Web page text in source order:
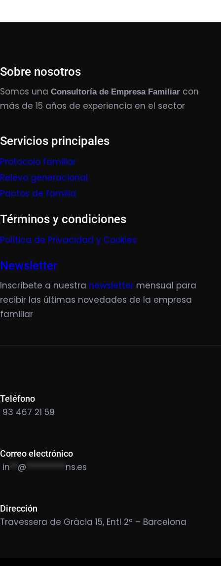
Sobre nosotros
Somos una Consultoría de Empresa Familiar con
más de 15 años de experiencia en el sector
Servicios principales
Protocolo familiar
Relevo generacional
Pactos de familia
Términos y condiciones
Política de Privacidad y Cookies
Newsletter
Inscríbete a nuestra newsletter mensual para
recibir las últimas novedades de la empresa
familiar
Teléfono
93 467 21 59
Correo electrónico
in @ ********** ns.es
Dirección
Travessera de Gràcia 15, Entl 2ª – Barcelona